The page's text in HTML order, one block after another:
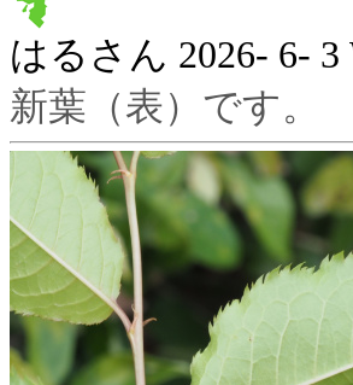
はるさん 2026- 6- 3
新葉（表）です。